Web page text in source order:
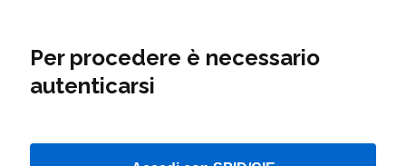
Per procedere è necessario
autenticarsi